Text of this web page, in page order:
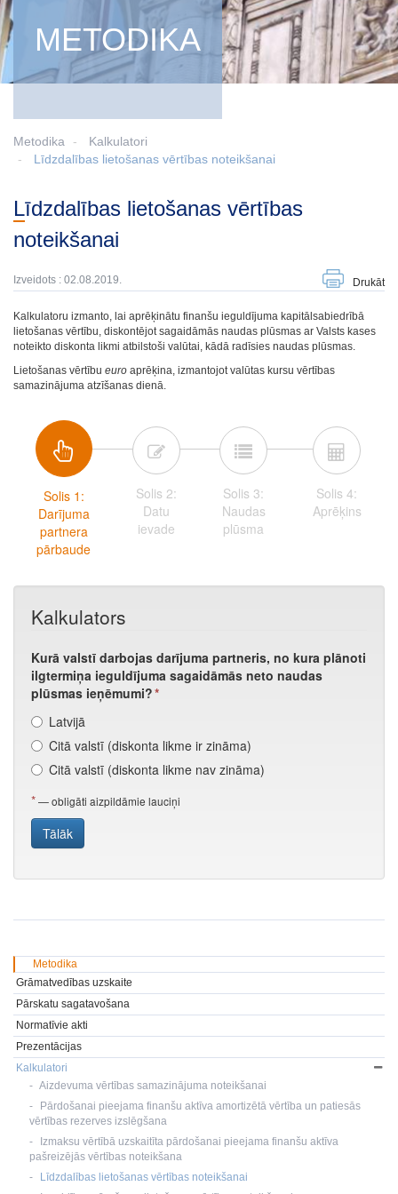
METODIKA
Metodika
Kalkulatori
Līdzdalības lietošanas vērtības noteikšanai
Līdzdalības lietošanas vērtības
noteikšanai
Izveidots : 02.08.2019. Drukāt
Kalkulatoru izmanto, lai aprēķinātu finanšu ieguldījuma kapitālsabiedrībā
lietošanas vērtību, diskontējot sagaidāmās naudas plūsmas ar Valsts kases
noteikto diskonta likmi atbilstoši valūtai, kādā radīsies naudas plūsmas.
Lietošanas vērtību euro aprēķina, izmantojot valūtas kursu vērtības
samazinājuma atzīšanas dienā.
Metodika
Grāmatvedības uzskaite
Pārskatu sagatavošana
Normatīvie akti
Prezentācijas
Kalkulatori
Aizdevuma vērtības samazinājuma noteikšanai
Pārdošanai pieejama finanšu aktīva amortizētā vērtība un patiesās
vērtības rezerves izslēgšana
Izmaksu vērtībā uzskaitīta pārdošanai pieejama finanšu aktīva
pašreizējās vērtības noteikšana
Līdzdalības lietošanas vērtības noteikšanai